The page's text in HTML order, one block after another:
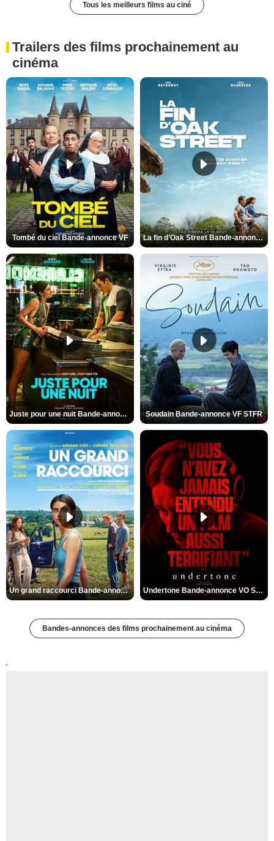
Tous les meilleurs films au ciné
Trailers des films prochainement au
cinéma
Tombé du ciel Bande-annonce VF La fin d’Oak Street Bande-annonce VO STFR
Juste pour une nuit Bande-annonce VO STFR Soudain Bande-annonce VF STFR
Un grand raccourci Bande-annonce VF Undertone Bande-annonce VO STFR
Bandes-annonces des films prochainement au cinéma
'